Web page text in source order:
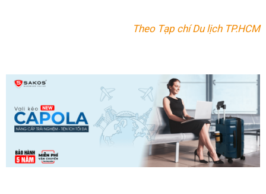
Theo Tạp chí Du lịch TP.HCM